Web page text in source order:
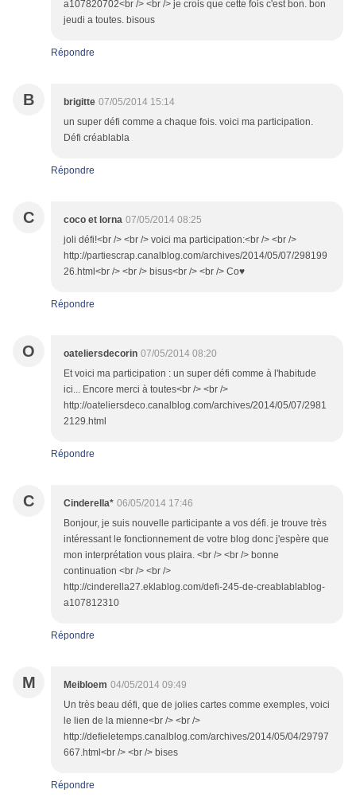
a107820702<br /> <br /> je crois que cette fois c'est bon. bon
jeudi a toutes. bisous
Répondre
B brigitte 07/05/2014 15:14
un super défi comme a chaque fois. voici ma participation.
Défi créablabla
Répondre
C coco et lorna 07/05/2014 08:25
joli défi!<br /> <br /> voici ma participation:<br /> <br />
http://partiescrap.canalblog.com/archives/2014/05/07/298199
26.html<br /> <br /> bisus<br /> <br /> Co♥
Répondre
O oateliersdecorin 07/05/2014 08:20
Et voici ma participation : un super défi comme à l'habitude
ici... Encore merci à toutes<br /> <br />
http://oateliersdeco.canalblog.com/archives/2014/05/07/2981
2129.html
Répondre
C Cinderella* 06/05/2014 17:46
Bonjour, je suis nouvelle participante a vos défi. je trouve très
intéressant le fonctionnement de votre blog donc j'espère que
mon interprétation vous plaira. <br /> <br /> bonne
continuation <br /> <br />
http://cinderella27.eklablog.com/defi-245-de-creablablablog-
a107812310
Répondre
M Meibloem 04/05/2014 09:49
Un très beau défi, que de jolies cartes comme exemples, voici
le lien de la mienne<br /> <br />
http://defieletemps.canalblog.com/archives/2014/05/04/29797
667.html<br /> <br /> bises
Répondre